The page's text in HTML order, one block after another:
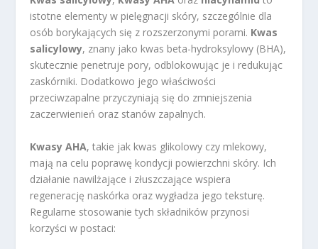
istotne elementy w pielęgnacji skóry, szczególnie dla
osób borykających się z rozszerzonymi porami. Kwas
salicylowy, znany jako kwas beta-hydroksylowy (BHA),
skutecznie penetruje pory, odblokowując je i redukując
zaskórniki. Dodatkowo jego właściwości
przeciwzapalne przyczyniają się do zmniejszenia
zaczerwienień oraz stanów zapalnych.
Kwasy AHA, takie jak kwas glikolowy czy mlekowy,
mają na celu poprawę kondycji powierzchni skóry. Ich
działanie nawilżające i złuszczające wspiera
regenerację naskórka oraz wygładza jego teksturę.
Regularne stosowanie tych składników przynosi
korzyści w postaci: